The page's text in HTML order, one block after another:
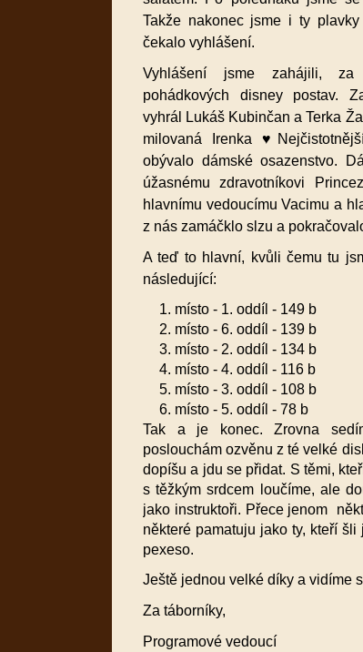
Takže nakonec jsme i ty
čekalo vyhlášení.
Vyhlášení jsme zahájili, za
pohádkových disney postav.
vyhrál Lukáš Kubinčan a Terka
milovaná Irenka
obývalo dámské osazenstvo.
úžasnému zdravotníkovi
hlavnímu vedoucímu Vacimu a
z nás zamáčklo slzu a
A teď to hlavní, kvůli čemu tu
následující:
místo - 1. oddíl - 149 b
místo - 6. oddíl - 139 b
místo - 2. oddíl - 134 b
místo - 4. oddíl - 116 b
místo - 3. oddíl - 108 b
místo - 5. oddíl - 78 b
Tak a je konec. Zrovna
poslouchám ozvěnu z té velké
dopíšu a jdu se přidat. S těmi,
s těžkým srdcem loučíme, ale
jako instruktoři. Přece jenom
některé pamatuju jako ty, kteří
pexeso.
Ještě jednou velké díky a vidíme
Za táborníky,
Programové vedoucí